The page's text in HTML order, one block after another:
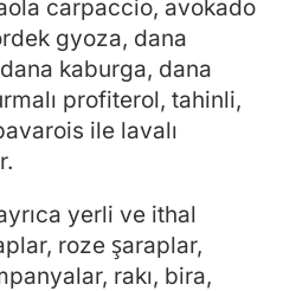
carpaccio, avokado
gyoza, dana
kaburga, dana
profiterol, tahinli,
ile lavalı
yerli ve ithal
roze şaraplar,
rakı, bira,